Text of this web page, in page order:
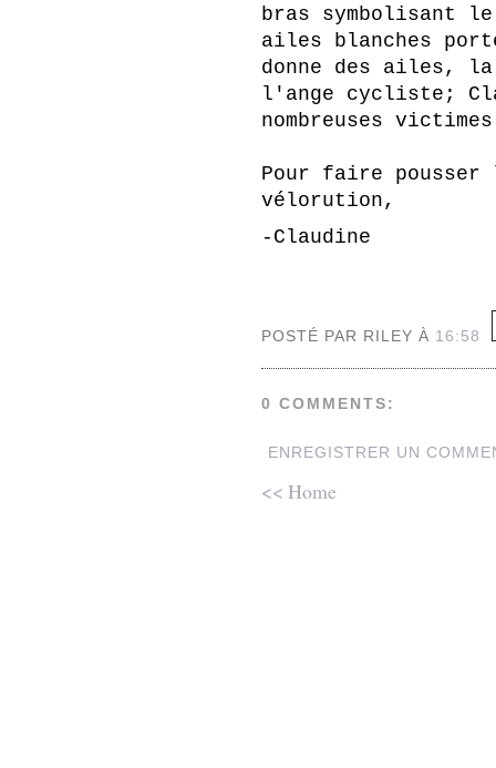
bras symbolisant le
ailes blanches
donne des ailes,
l'ange cycliste;
nombreuses
Pour faire
vélorution,
-Claudine
POSTÉ PAR RILEY À 16:58
0 COMMENTS:
ENREGISTRER UN
<< Home